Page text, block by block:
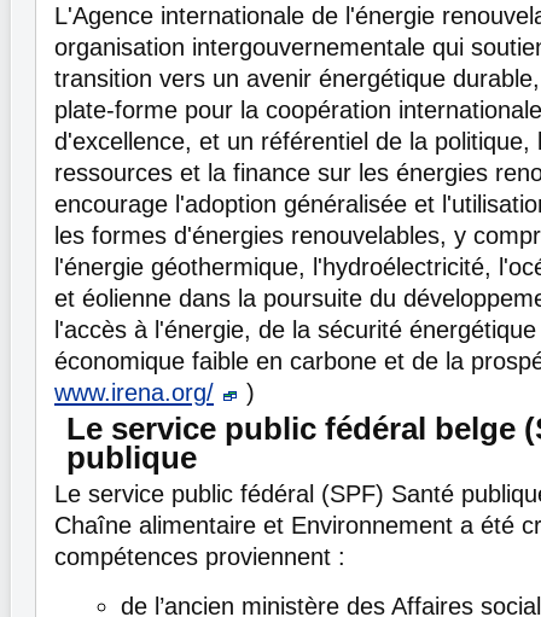
L'Agence internationale de l'énergie
organisation intergouvernementale qui
transition vers un avenir énergétique
plate-forme pour la coopération
d'excellence, et un référentiel de la politique,
ressources et la finance sur les énergies
encourage l'adoption généralisée et
les formes d'énergies renouvelables, y
l'énergie géothermique, l'hydroélectricité,
et éolienne dans la poursuite du
l'accès à l'énergie, de la sécurité
économique faible en carbone et de la
www.irena.org/
)
Le service public fédéral belge
publique
Le service public fédéral (SPF) Santé
Chaîne alimentaire et Environnement a été
compétences proviennent :
de l’ancien ministère des Affaires